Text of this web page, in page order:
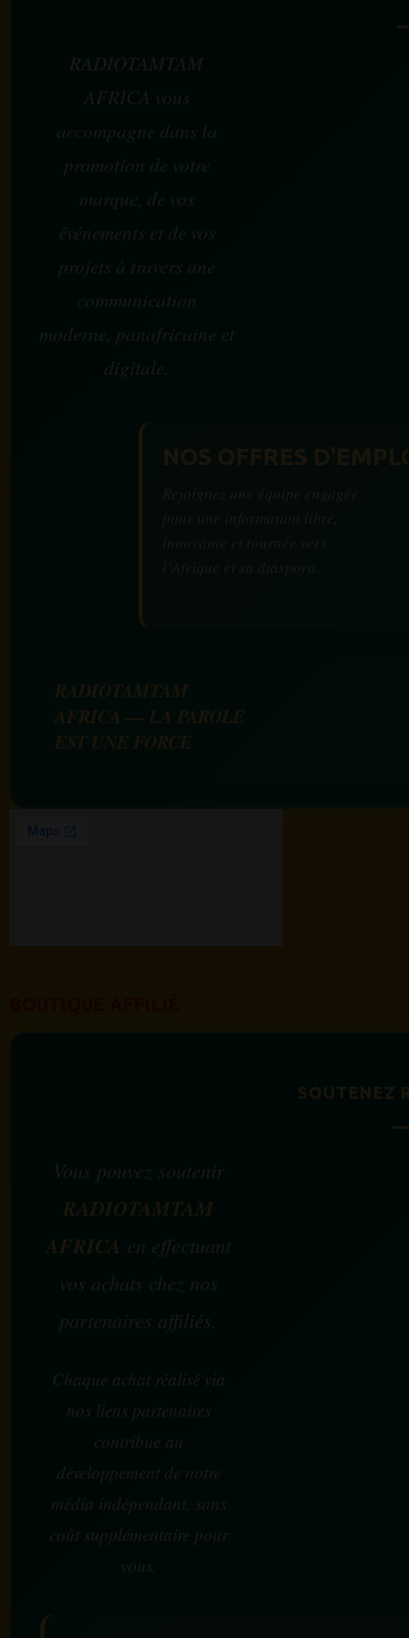
RADIOTAMTAM
AFRICA vous
accompagne dans la
promotion de votre
marque, de vos
événements et de vos
projets à travers une
communication
moderne, panafricaine et
digitale.
SOUTENEZ
Vous pouvez soutenir
RADIOTAMTAM
AFRICA en effectuant
vos achats chez nos
partenaires affiliés.
Chaque achat réalisé via
nos liens partenaires
contribue au
développement de notre
média indépendant, sans
coût supplémentaire pour
vous.